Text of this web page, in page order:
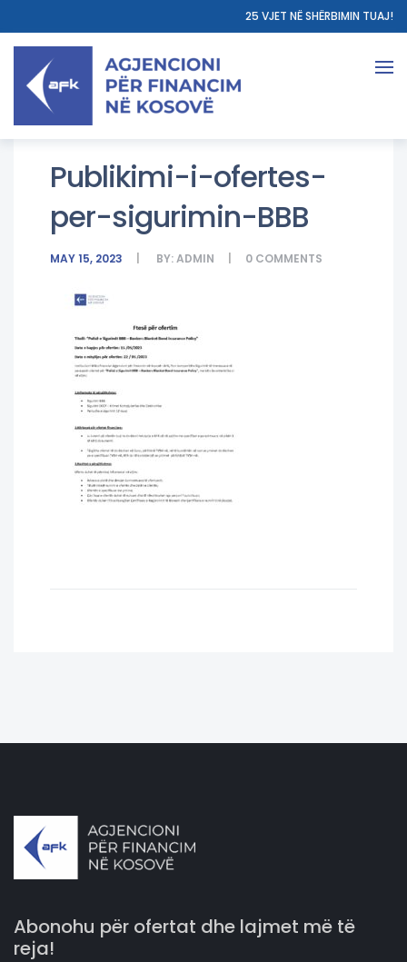
25 VJET NË SHËRBIMIN TUAJ!
Publikimi-i-ofertes-
per-sigurimin-BBB
MAY 15, 2023 BY:ADMIN 0 COMMENTS
Abonohu për ofertat dhe lajmet më të
reja!